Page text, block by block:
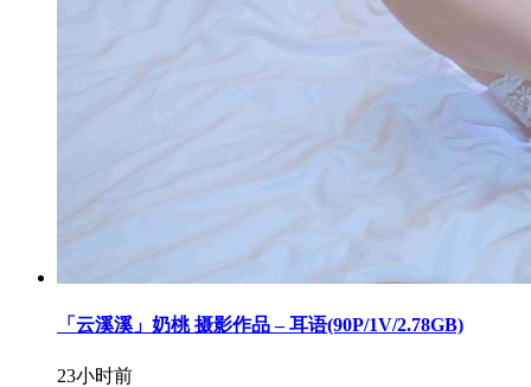
「云溪溪」奶桃 摄影作品 – 耳语(90P/1V/2.78GB)
23小时前